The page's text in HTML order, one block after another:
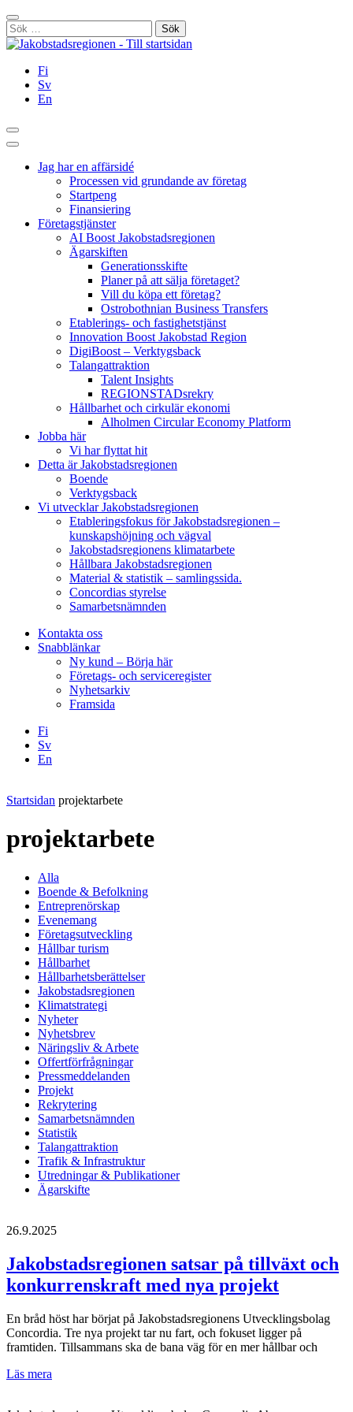
Hoppa
till
innehållet
Stäng
Sök
efter:
Fi
Sv
En
Sök
Huvudmeny
Jag har en affärsidé
Processen vid grundande av företag
Startpeng
Finansiering
Företagstjänster
AI Boost Jakobstadsregionen
Ägarskiften
Generationsskifte
Planer på att sälja företaget?
Vill du köpa ett företag?
Ostrobothnian Business Transfers
Etablerings- och fastighetstjänst
Innovation Boost Jakobstad Region
DigiBoost – Verktygsback
Talangattraktion
Talent Insights
REGIONSTADsrekry
Hållbarhet och cirkulär ekonomi
Alholmen Circular Economy Platform
Jobba här
Vi har flyttat hit
Detta är Jakobstadsregionen
Boende
Verktygsback
Vi utvecklar Jakobstadsregionen
Etableringsfokus för Jakobstadsregionen –
kunskapshöjning och vägval
Jakobstadsregionens klimatarbete
Hållbara Jakobstadsregionen
Material & statistik – samlingssida.
Concordias styrelse
Samarbetsnämnden
Kontakta oss
Snabblänkar
Ny kund – Börja här
Företags- och serviceregister
Nyhetsarkiv
Framsida
Fi
Sv
En
Startsidan projektarbete
projektarbete
Alla
Boende & Befolkning
Entreprenörskap
Evenemang
Företagsutveckling
Hållbar turism
Hållbarhet
Hållbarhetsberättelser
Jakobstadsregionen
Klimatstrategi
Nyheter
Nyhetsbrev
Näringsliv & Arbete
Offertförfrågningar
Pressmeddelanden
Projekt
Rekrytering
Samarbetsnämnden
Statistik
Talangattraktion
Trafik & Infrastruktur
Utredningar & Publikationer
Ägarskifte
26.9.2025
Jakobstadsregionen satsar på tillväxt och
konkurrenskraft med nya projekt
En bråd höst har börjat på Jakobstadsregionens Utvecklingsbolag
Concordia. Tre nya projekt tar nu fart, och fokuset ligger på
framtiden. Tillsammans ska de bana väg för en mer hållbar och
Läs mera